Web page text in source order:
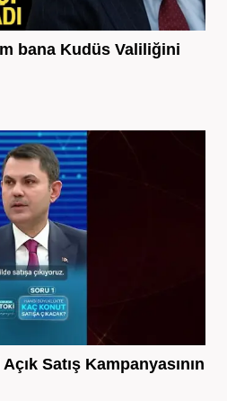
bana Kudüs Valiliğini
Satış Kampanyasının